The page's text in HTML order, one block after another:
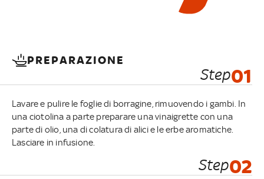
PREPARAZIONE
Step01
Lavare e pulire le foglie di borragine, rimuovendo i gambi. In
una ciotolina a parte preparare una vinaigrette con una
parte di olio, una di colatura di alici e le erbe aromatiche.
Lasciare in infusione.
Step02